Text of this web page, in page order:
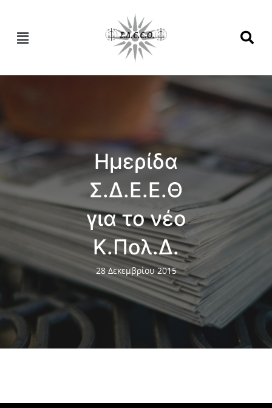
Hμερίδα
Σ.Δ.Ε.Ε.Θ
για το νέο
Κ.Πολ.Δ.
28 Δεκεμβρίου 2015